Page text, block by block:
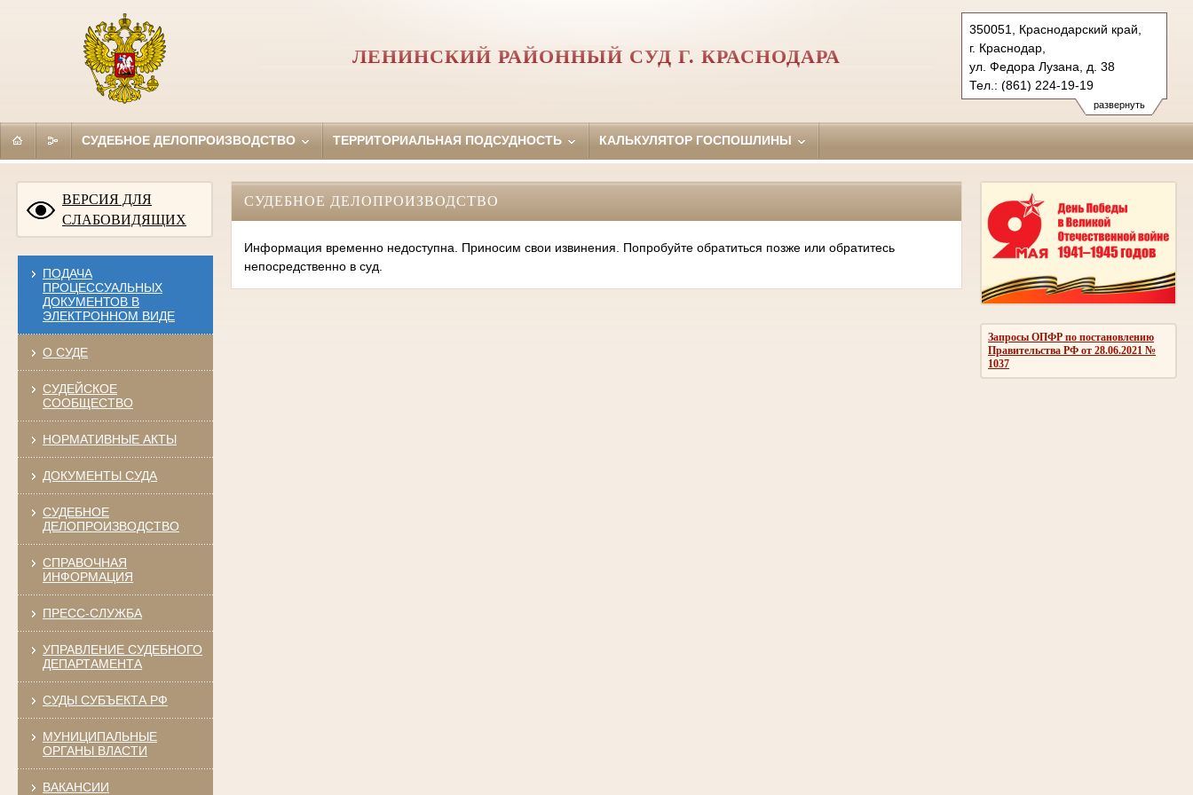
развернуть
350051, Краснодарский край,
г. Краснодар,
ул. Федора Лузана, д. 38
Тел.: (861) 224-19-19
krasnodar-leninsky.krd@sudrf.ru
ЛЕНИНСКИЙ РАЙОННЫЙ СУД Г. КРАСНОДАРА
СУДЕБНОЕ ДЕЛОПРОИЗВОДСТВО ТЕРРИТОРИАЛЬНАЯ ПОДСУДНОСТЬ КАЛЬКУЛЯТОР ГОСПОШЛИНЫ
ВЕРСИЯ ДЛЯ
СЛАБОВИДЯЩИХ
ПОДАЧА
ПРОЦЕССУАЛЬНЫХ
ДОКУМЕНТОВ В
ЭЛЕКТРОННОМ ВИДЕ
О СУДЕ
СУДЕЙСКОЕ
СООБЩЕСТВО
НОРМАТИВНЫЕ АКТЫ
ДОКУМЕНТЫ СУДА
СУДЕБНОЕ
ДЕЛОПРОИЗВОДСТВО
СПРАВОЧНАЯ
ИНФОРМАЦИЯ
ПРЕСС-СЛУЖБА
УПРАВЛЕНИЕ СУДЕБНОГО
ДЕПАРТАМЕНТА
СУДЫ СУБЪЕКТА РФ
МУНИЦИПАЛЬНЫЕ
ОРГАНЫ ВЛАСТИ
ВАКАНСИИ
Запросы ОПФР по постановлению
Правительства РФ от 28.06.2021 №
1037
СУДЕБНОЕ ДЕЛОПРОИЗВОДСТВО
Информация временно недоступна. Приносим свои извинения. Попробуйте обратиться позже или обратитесь
непосредственно в суд.